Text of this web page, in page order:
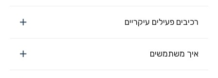
רכיבים פעילים עיקריים
איך משתמשים